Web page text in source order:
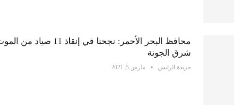
محافظ البحر الأحمر: نجحنا في إنقاذ 11 صياد من
شرق الجونة
جريدة الرئيس مارس 5, 2021